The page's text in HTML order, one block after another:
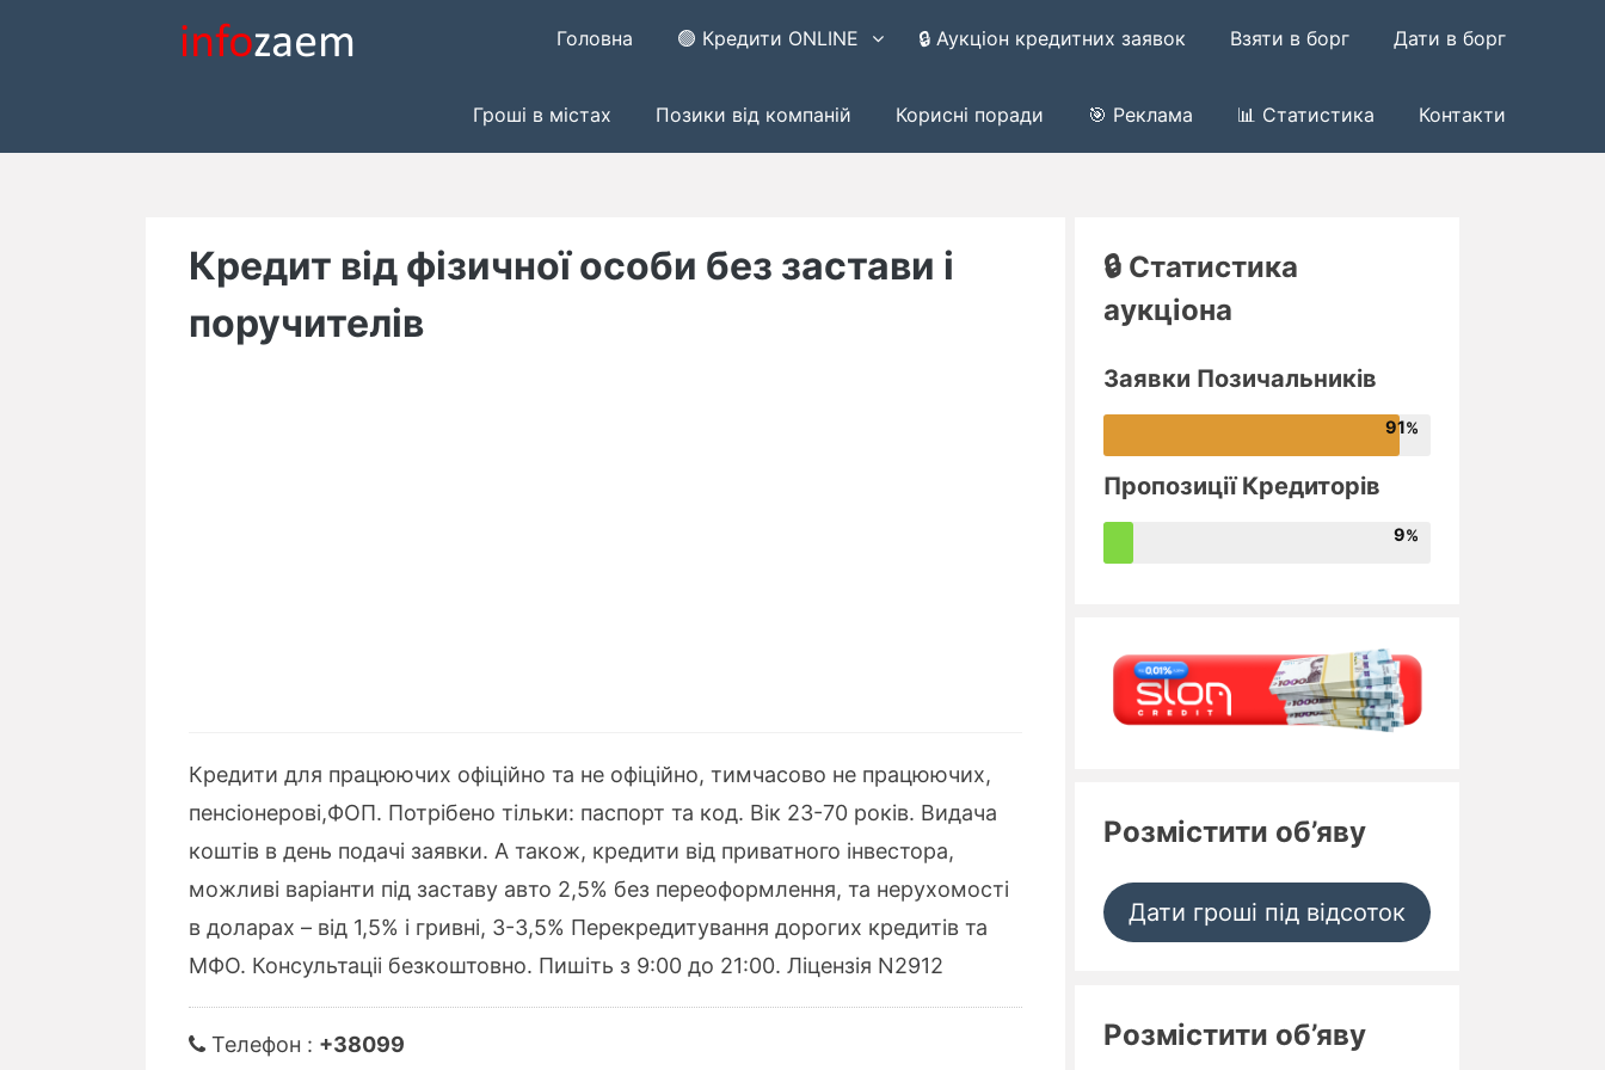
Головна 🟢 Кредити ONLINE 🔒 Аукціон кредитних заявок Взяти в борг Дати в борг
Гроші в містах Позики від компаній Корисні поради 🎯 Реклама 📊 Статистика Контакти
Кредит від фізичної особи без застави і
поручителів
Кредити для працюючих офіційно та не офіційно, тимчасово не працюючих,
пенсіонерові,ФОП. Потрібено тільки: паспорт та код. Вік 23-70 років. Видача
коштів в день подачі заявки. А також, кредити від приватного інвестора,
можливі варіанти під заставу авто 2,5% без переоформлення, та нерухомості
в доларах – від 1,5% і гривні, 3-3,5% Перекредитування дорогих кредитів та
МФО. Консультаціі безкоштовно. Пишіть з 9:00 до 21:00. Ліцензія N2912
Телефон : +38099
🔒 Статистика
аукціона
Заявки Позичальників
91
Пропозиції Кредиторів
9
Розмістити об’яву
Дати гроші під відсоток
Розмістити об’яву